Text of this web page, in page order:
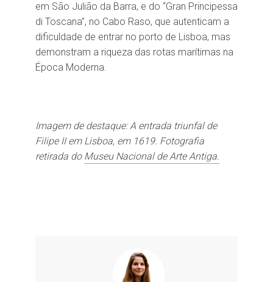
em São Julião da Barra, e do “Gran Principessa
di Toscana”, no Cabo Raso, que autenticam a
dificuldade de entrar no porto de Lisboa, mas
demonstram a riqueza das rotas marítimas na
Época Moderna.
Imagem de destaque:A entrada triunfal de
Filipe II em Lisboa, em 1619. Fotografia
retirada do Museu Nacional de Arte Antiga.